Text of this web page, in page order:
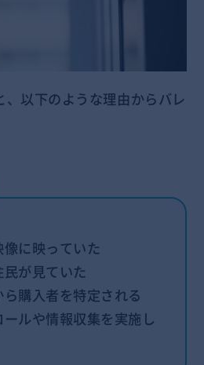
、以下のような理由からバレ
像に映っていた
民が見ていた
ら購入者を特定される
ールや情報収集を実施し